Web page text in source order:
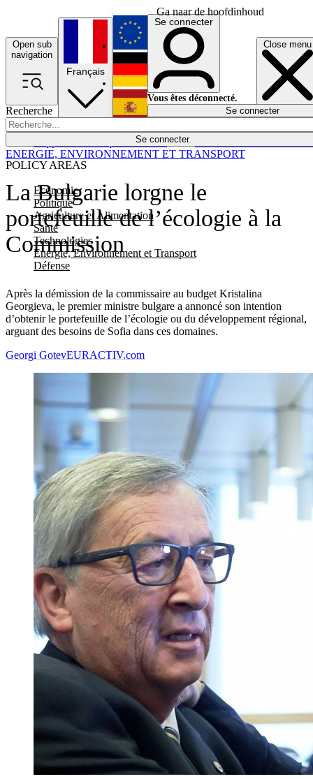
Ga naar de hoofdinhoud
Open sub
navigation
Close menu
Recherche
Se connecter
POLICY AREAS
Economie
Politique
Agriculture et Alimentation
Santé
Technologies
Energie, Environnement et Transport
Défense
Économie
Français
English
Deutsch
Español
Se connecter
Vous êtes déconnecté.
Se connecter
La Bulgarie lorgne le
portefeuille de l’écologie à la
Commission
Après la démission de la commissaire au budget Kristalina
Georgieva, le premier ministre bulgare a annoncé son intention
d’obtenir le portefeuille de l’écologie ou du développement régional,
arguant des besoins de Sofia dans ces domaines.
ENERGIE, ENVIRONNEMENT ET TRANSPORT
Georgi GotevEURACTIV.com